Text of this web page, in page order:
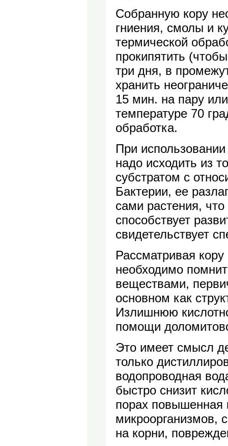
Собранную кору
гниения, смолы и
термической
прокипятить
три дня, в
хранить
15 мин. на пару
температуре 70
обработка.
При
надо исходить из
субстратом с
Бактерии, ее
сами растения,
способствует
свидетельствует
Рассматривая кору
необходимо
веществами,
основном как
Излишнюю
помощи
Это имеет смысл
только
водопроводная
быстро снизит
порах повышенная
микроорганизмов,
на корни,